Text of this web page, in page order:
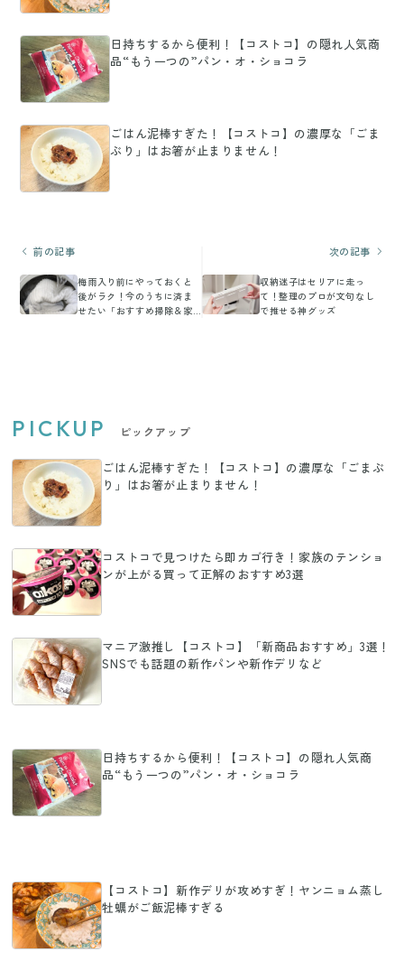
日持ちするから便利！【コストコ】の隠れ人気商
品“もう一つの”パン・オ・ショコラ
ごはん泥棒すぎた！【コストコ】の濃厚な「ごま
ぶり」はお箸が止まりません！
前の記事
梅雨入り前にやっておくと
後がラク！今のうちに済ま
せたい「おすすめ掃除＆家
次の記事
収納迷子はセリアに走っ
て！整理のプロが文句なし
で推せる神グッズ
PICKUP ピックアップ
ごはん泥棒すぎた！【コストコ】の濃厚な「ごまぶ
り」はお箸が止まりません！
コストコで見つけたら即カゴ行き！家族のテンショ
ンが上がる買って正解のおすすめ3選
マニア激推し【コストコ】「新商品おすすめ」3選！
SNSでも話題の新作パンや新作デリなど
日持ちするから便利！【コストコ】の隠れ人気商
品“もう一つの”パン・オ・ショコラ
【コストコ】新作デリが攻めすぎ！ヤンニョム蒸し
牡蠣がご飯泥棒すぎる